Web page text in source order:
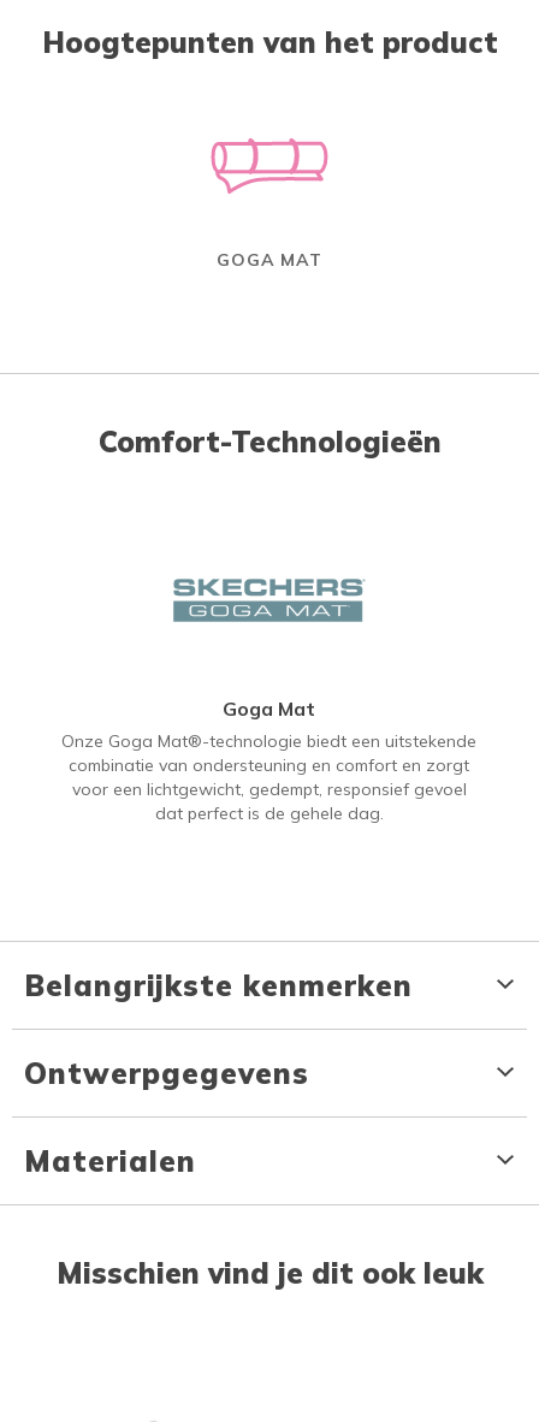
Hoogtepunten van het product
GOGA MAT
Comfort-Technologieën
Goga Mat
Onze Goga Mat®-technologie biedt een uitstekende
combinatie van ondersteuning en comfort en zorgt
voor een lichtgewicht, gedempt, responsief gevoel
dat perfect is de gehele dag.
Belangrijkste kenmerken
Ontwerpgegevens
Materialen
Misschien vind je dit ook leuk